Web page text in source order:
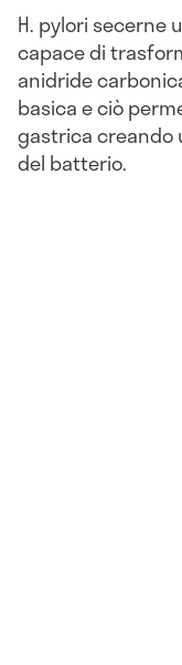
H. pylori secerne
capace di
anidride
basica e ciò
gastrica creando
del batterio.